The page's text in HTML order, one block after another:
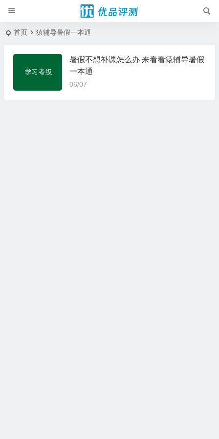
首页 猿辅导暑假一本通
暑假不想补课怎么办 来看看猿辅导暑假
一本通
06/07